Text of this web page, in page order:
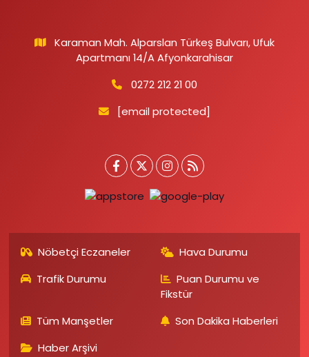
Karaman Mah. Alparslan Türkeş Bulvarı, Ufuk
Apartmanı 14/A Afyonkarahisar
0272 212 21 00
[email protected]
Nöbetçi Eczaneler
Hava Durumu
Trafik Durumu
Puan Durumu ve
Fikstür
Tüm Manşetler
Son Dakika Haberleri
Haber Arşivi